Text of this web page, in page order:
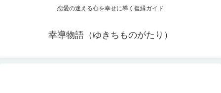
恋愛の迷える心を幸せに導く復縁ガイド
幸導物語（ゆきちものがたり）